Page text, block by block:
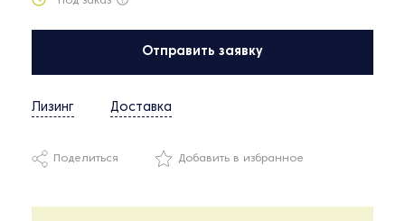
Отправить заявку
Лизинг Доставка
Поделиться Добавить в избранное